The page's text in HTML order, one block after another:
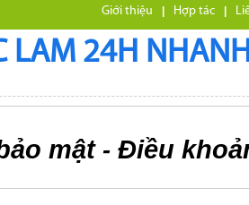
Giới thiệu | Hợp tác |
LAM 24H
mật - Điều